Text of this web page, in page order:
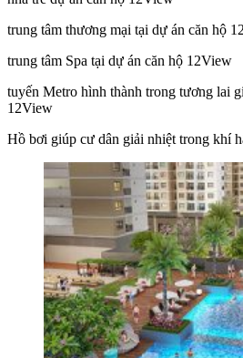
trung tâm thương mại tại dự án căn hộ
trung tâm Spa tại dự án căn hộ 12View
tuyến Metro hình thành trong tương lai
12View
Hồ bơi giúp cư dân giải nhiệt trong khí